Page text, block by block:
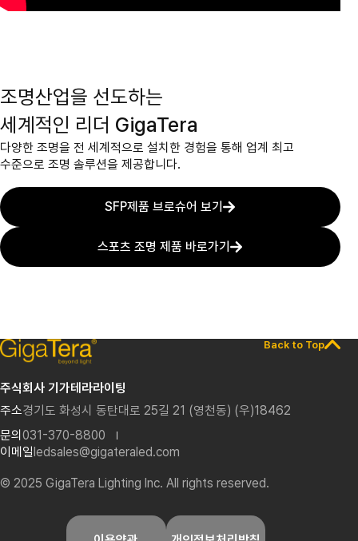
조명산업을 선도하는
세계적인 리더 GigaTera
다양한 조명을 전 세계적으로 설치한 경험을 통해 업계 최고
수준으로 조명 솔루션을 제공합니다.
SFP제품 브로슈어 보기
스포츠 조명 제품 바로가기
Back to Top
주식회사 기가테라라이팅
주소경기도 화성시 동탄대로 25길 21 (영천동) (우)18462
문의031-370-8800
이메일ledsales@gigateraled.com
© 2025 GigaTera Lighting Inc. All rights reserved.